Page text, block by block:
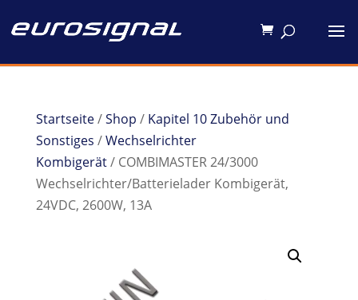
Startseite/Shop / Kapitel 10 Zubehör und
Sonstiges /Wechselrichter
Kombigerät/ COMBIMASTER 24/3000
Wechselrichter/Batterielader Kombigerät,
24VDC, 2600W, 13A